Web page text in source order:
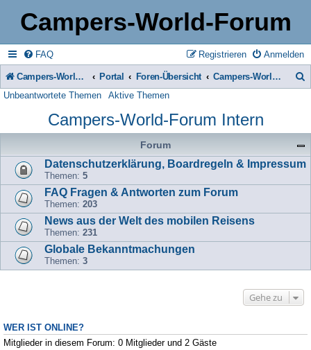
Campers-World-Forum
FAQ Anmelden
Registrieren
Campers-World-Forum Portal Foren-Übersicht Campers-World-Forum Intern
h
e
Unbeantwortete Themen Aktive Themen
Campers-World-Forum Intern
Forum
Datenschutzerklärung, Boardregeln & Impressum
Themen: 5
FAQ Fragen & Antworten zum Forum
Themen: 203
News aus der Welt des mobilen Reisens
Themen: 231
Globale Bekanntmachungen
Themen: 3
Gehe zu
WER IST ONLINE?
Mitglieder in diesem Forum: 0 Mitglieder und 2 Gäste